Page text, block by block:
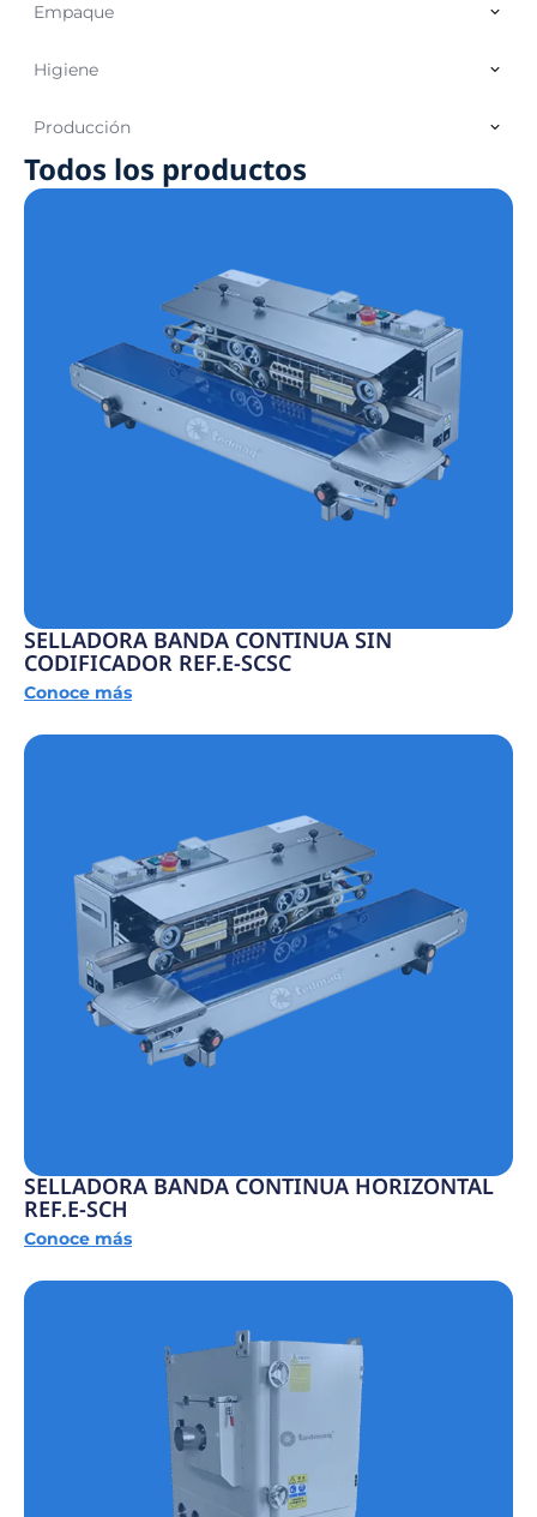
Empaque
Higiene
Producción
Todos los productos
SELLADORA BANDA CONTINUA SIN
CODIFICADOR REF.E-SCSC
Conoce más
SELLADORA BANDA CONTINUA HORIZONTAL
REF.E-SCH
Conoce más